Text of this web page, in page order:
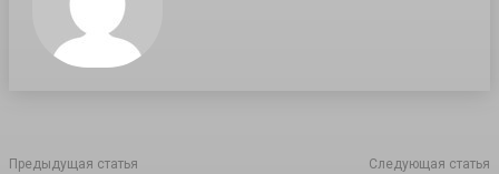
Предыдущая статья Следующая статья